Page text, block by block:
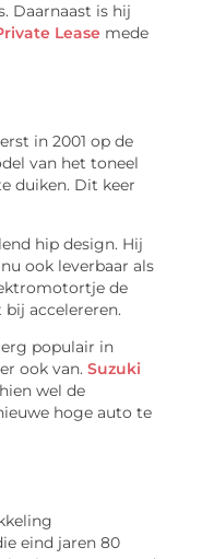
Daarnaast is hij
Lease mede
in 2001 op de
van het toneel
duiken. Dit keer
hip design. Hij
ook leverbaar als
de
accelereren.
populair in
ook van.Suzuki
wel de
hoge auto te
eind jaren 80